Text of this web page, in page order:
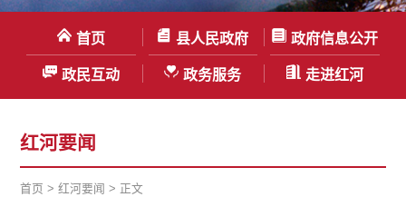
首页 县人民政府 政府信息公开
政民互动 政务服务 走进红河
红河要闻
首页 >红河要闻 > 正文